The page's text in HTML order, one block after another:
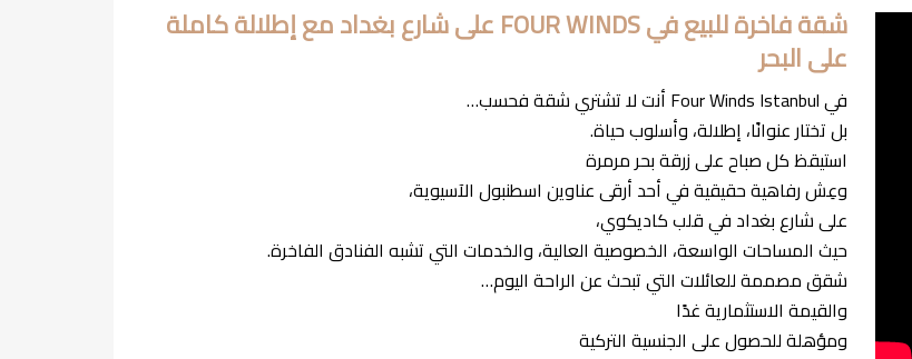
شقة فاخرة للبيع في FOUR WINDS على شارع بغداد مع إطلالة كاملة
على البحر
في Four Winds Istanbul أنت لا تشتري شقة فحسب…
بل تختار عنوانًا، إطلالة، وأسلوب حياة.
استيقظ كل صباح على زرقة بحر مرمرة
وعِش رفاهية حقيقية في أحد أرقى عناوين اسطنبول الآسيوية،
على شارع بغداد في قلب كاديكوي،
حيث المساحات الواسعة، الخصوصية العالية، والخدمات التي تشبه الفنادق الفاخرة.
شقق مصممة للعائلات التي تبحث عن الراحة اليوم…
والقيمة الاستثمارية غدًا
ومؤهلة للحصول على الجنسية التركية